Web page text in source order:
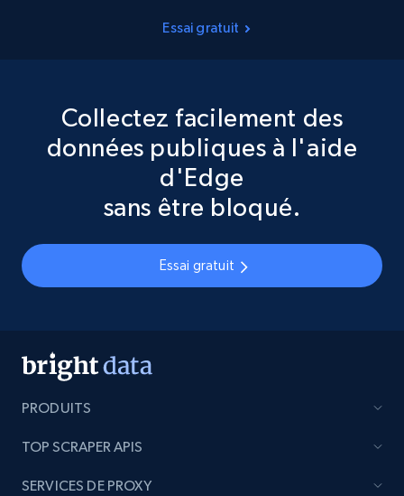
Essai gratuit
Collectez facilement des
données publiques à l'aide
d'Edge
sans être bloqué.
Essai gratuit
PRODUITS
TOP SCRAPER APIS
SERVICES DE PROXY